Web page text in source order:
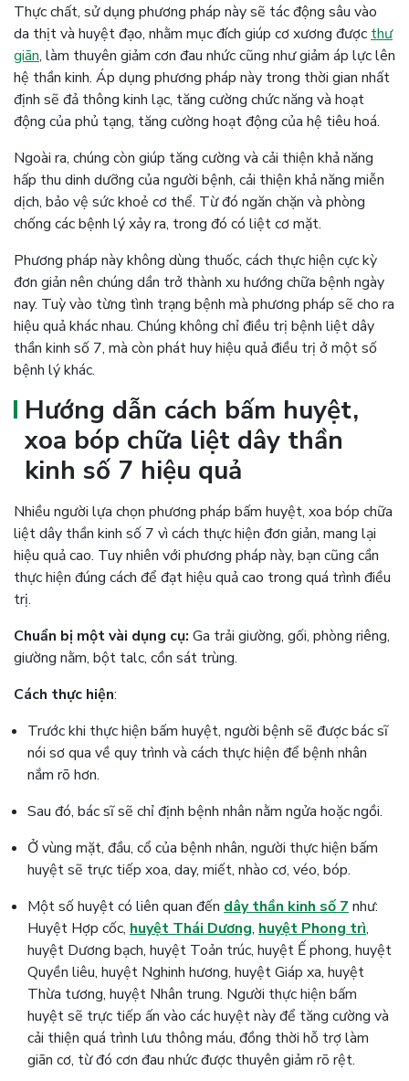
Thực chất, sử dụng phương pháp này sẽ tác động sâu vào
da thịt và huyệt đạo, nhằm mục đích giúp cơ xương được thư
giãn, làm thuyên giảm cơn đau nhức cũng như giảm áp lực lên
hệ thần kinh. Áp dụng phương pháp này trong thời gian nhất
định sẽ đả thông kinh lạc, tăng cường chức năng và hoạt
động của phủ tạng, tăng cường hoạt động của hệ tiêu hoá.
Ngoài ra, chúng còn giúp tăng cường và cải thiện khả năng
hấp thu dinh dưỡng của người bệnh, cải thiện khả năng miễn
dịch, bảo vệ sức khoẻ cơ thể. Từ đó ngăn chặn và phòng
chống các bệnh lý xảy ra, trong đó có liệt cơ mặt.
Phương pháp này không dùng thuốc, cách thực hiện cực kỳ
đơn giản nên chúng dần trở thành xu hướng chữa bệnh ngày
nay. Tuỳ vào từng tình trạng bệnh mà phương pháp sẽ cho ra
hiệu quả khác nhau. Chúng không chỉ điều trị bệnh liệt dây
thần kinh số 7, mà còn phát huy hiệu quả điều trị ở một số
bệnh lý khác.
Hướng dẫn cách bấm huyệt,
xoa bóp chữa liệt dây thần
kinh số 7 hiệu quả
Nhiều người lựa chọn phương pháp bấm huyệt, xoa bóp chữa
liệt dây thần kinh số 7 vì cách thực hiện đơn giản, mang lại
hiệu quả cao. Tuy nhiên với phương pháp này, bạn cũng cần
thực hiện đúng cách để đạt hiệu quả cao trong quá trình điều
trị.
Chuẩn bị một vài dụng cụ: Ga trải giường, gối, phòng riêng,
giường nằm, bột talc, cồn sát trùng.
Cách thực hiện:
Trước khi thực hiện bấm huyệt, người bệnh sẽ được bác sĩ
nói sơ qua về quy trình và cách thực hiện để bệnh nhân
nắm rõ hơn.
Sau đó, bác sĩ sẽ chỉ định bệnh nhân nằm ngửa hoặc ngồi.
Ở vùng mặt, đầu, cổ của bệnh nhân, người thực hiện bấm
huyệt sẽ trực tiếp xoa, day, miết, nhào cơ, véo, bóp.
Một số huyệt có liên quan đến dây thần kinh số 7 như:
Huyệt Hợp cốc, huyệt Thái Dương, huyệt Phong trì,
huyệt Dương bạch, huyệt Toản trúc, huyệt Ế phong, huyệt
Quyền liêu, huyệt Nghinh hương, huyệt Giáp xa, huyệt
Thừa tương, huyệt Nhân trung. Người thực hiện bấm
huyệt sẽ trực tiếp ấn vào các huyệt này để tăng cường và
cải thiện quá trình lưu thông máu, đồng thời hỗ trợ làm
giãn cơ, từ đó cơn đau nhức được thuyên giảm rõ rệt.